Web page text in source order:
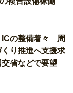
ICの整備着々 周
り推進へ支援求
省などで要望